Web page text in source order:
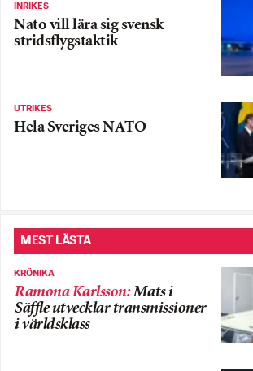
INRIKES
Nato vill lära sig svensk
stridsflygstaktik
UTRIKES
Hela Sveriges NATO
MEST LÄSTA
KRÖNIKA
Ramona Karlsson:Mats i
Säffle utvecklar transmissioner
i världsklass